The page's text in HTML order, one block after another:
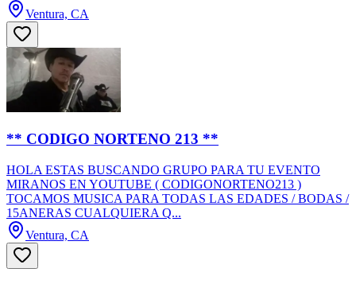
Ventura, CA
** CODIGO NORTENO 213 **
HOLA ESTAS BUSCANDO GRUPO PARA TU EVENTO
MIRANOS EN YOUTUBE ( CODIGONORTENO213 )
TOCAMOS MUSICA PARA TODAS LAS EDADES / BODAS /
15ANERAS CUALQUIERA Q...
Ventura, CA